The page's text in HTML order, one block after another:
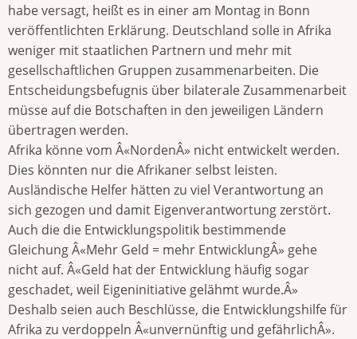
habe versagt, heißt es in einer am Montag in Bonn
veröffentlichten Erklärung. Deutschland solle in Afrika
weniger mit staatlichen Partnern und mehr mit
gesellschaftlichen Gruppen zusammenarbeiten. Die
Entscheidungsbefugnis über bilaterale Zusammenarbeit
müsse auf die Botschaften in den jeweiligen Ländern
übertragen werden.
Afrika könne vom Â«NordenÂ» nicht entwickelt werden.
Dies könnten nur die Afrikaner selbst leisten.
Ausländische Helfer hätten zu viel Verantwortung an
sich gezogen und damit Eigenverantwortung zerstört.
Auch die die Entwicklungspolitik bestimmende
Gleichung Â«Mehr Geld = mehr EntwicklungÂ» gehe
nicht auf. Â«Geld hat der Entwicklung häufig sogar
geschadet, weil Eigeninitiative gelähmt wurde.Â»
Deshalb seien auch Beschlüsse, die Entwicklungshilfe für
Afrika zu verdoppeln Â«unvernünftig und gefährlichÂ».